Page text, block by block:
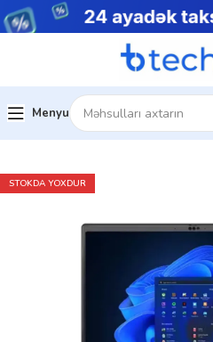
Menyu
Ev Noutbuklar Biznes noutbukları
STOKDA YOXDUR